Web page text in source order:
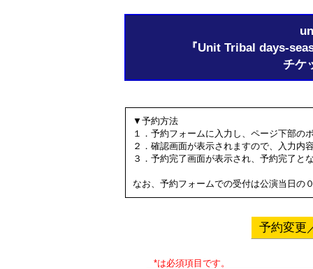
『Unit Tribal days-
チケ
▼予約方法
１．予約フォームに入力し、ページ下部の
２．確認画面が表示されますので、入力内
３．予約完了画面が表示され、予約完了と
なお、予約フォームでの受付は公演当日の
予約変更
*は必須項目です。